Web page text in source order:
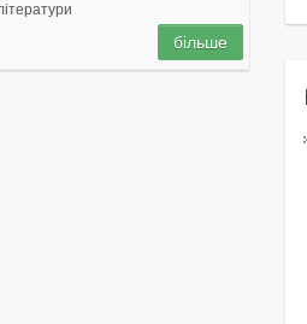
більше